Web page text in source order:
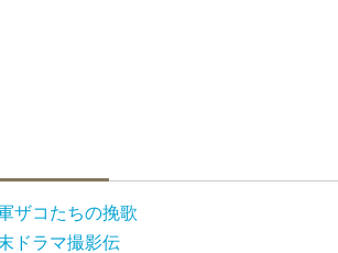
ザコたちの挽歌
ドラマ撮影伝